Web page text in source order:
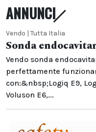
ANNUNCI
Vendo | Tutta Italia
Sonda
Vendo sonda
perfettamente
con:&nbsp;Logiq E9,
Voluson E6,...